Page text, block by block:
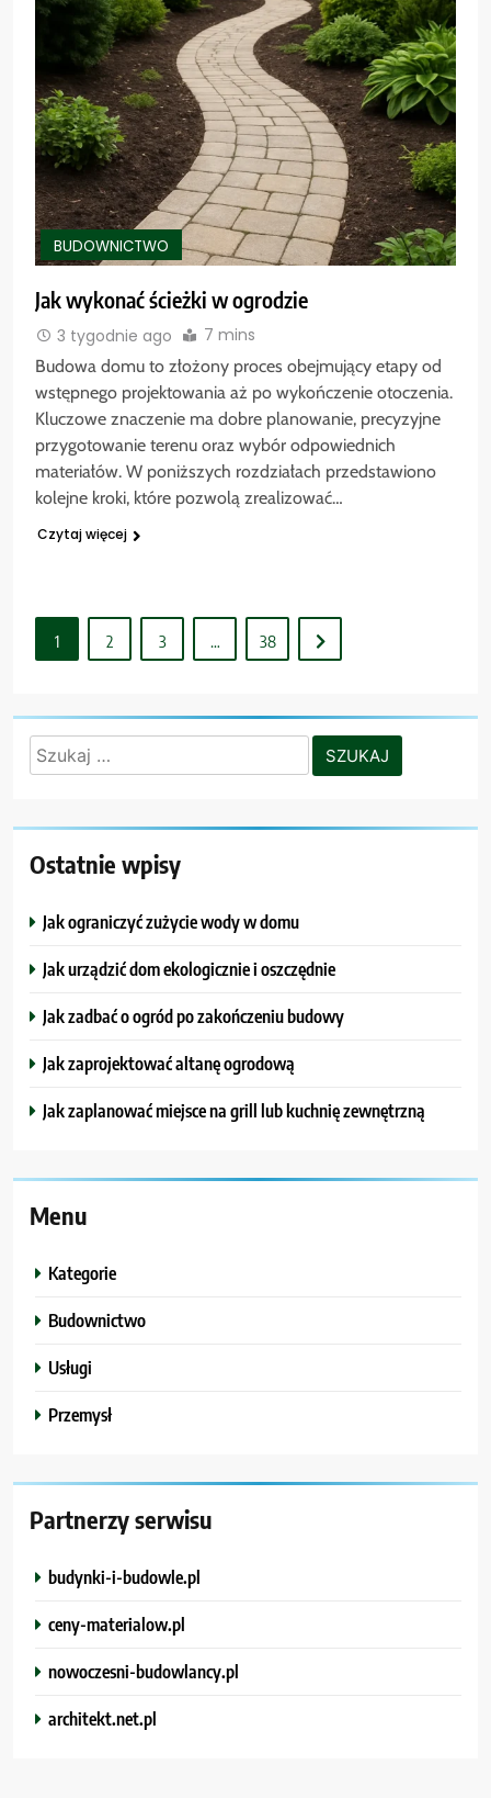
BUDOWNICTWO
Jak wykonać ścieżki w ogrodzie
3 tygodnie ago 7 mins
Budowa domu to złożony proces obejmujący etapy od
wstępnego projektowania aż po wykończenie otoczenia.
Kluczowe znaczenie ma dobre planowanie, precyzyjne
przygotowanie terenu oraz wybór odpowiednich
materiałów. W poniższych rozdziałach przedstawiono
kolejne kroki, które pozwolą zrealizować…
Czytaj więcej
1 2 3 … 38
Szukaj:
Ostatnie wpisy
Jak ograniczyć zużycie wody w domu
Jak urządzić dom ekologicznie i oszczędnie
Jak zadbać o ogród po zakończeniu budowy
Jak zaprojektować altanę ogrodową
Jak zaplanować miejsce na grill lub kuchnię zewnętrzną
Menu
Kategorie
Budownictwo
Usługi
Przemysł
Partnerzy serwisu
budynki-i-budowle.pl
ceny-materialow.pl
nowoczesni-budowlancy.pl
architekt.net.pl